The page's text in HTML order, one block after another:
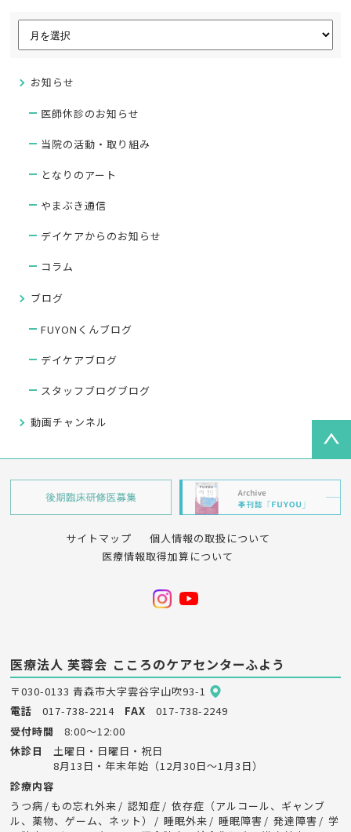
お知らせ
医師休診のお知らせ
当院の活動・取り組み
となりのアート
やまぶき通信
デイケアからのお知らせ
コラム
ブログ
FUYONくんブログ
デイケアブログ
スタッフブログブログ
動画チャンネル
サイトマップ
個人情報の取扱について
医療情報取得加算について
医療法人 芙蓉会 こころのケアセンターふよう
〒030-0133 青森市大字雲谷字山吹93-1
電話
017-738-2214 FAX
017-738-2249
受付時間
8:00～12:00
休診日
土曜日・日曜日・祝日
8月13日・年末年始（12月30日～1月3日）
診療内容
うつ病
もの忘れ外来 認知症
依存症（アルコール、ギャンブ
ル、薬物、ゲーム、ネット）
睡眠外来 睡眠障害 発達障害
学